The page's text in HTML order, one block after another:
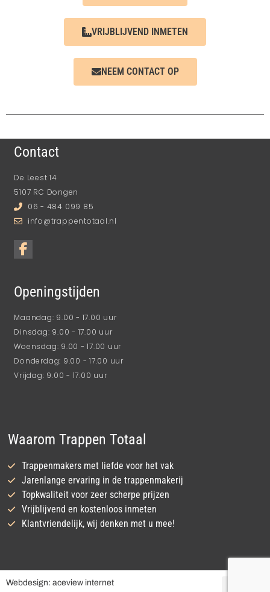
VRIJBLIJVEND INMETEN
NEEM CONTACT OP
Contact
De Leest 14
5107 RC Dongen
06 - 484 099 85
info@trappentotaal.nl
Openingstijden
Maandag: 9.00 - 17.00 uur
Dinsdag: 9.00 - 17.00 uur
Woensdag: 9.00 - 17.00 uur
Donderdag: 9.00 - 17.00 uur
Vrijdag: 9.00 - 17.00 uur
Waarom Trappen Totaal
Trappenmakers met liefde voor het vak
Jarenlange ervaring in de trappenmakerij
Topkwaliteit voor zeer scherpe prijzen
Vrijblijvend en kostenloos inmeten
Klantvriendelijk, wij denken met u mee!
Webdesign: aceview internet